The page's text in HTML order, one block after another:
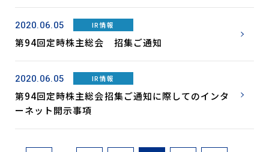
2020.06.05 IR情報
第94回定時株主総会 招集ご通知
2020.06.05 IR情報
第94回定時株主総会招集ご通知に際してのインタ
ーネット開示事項